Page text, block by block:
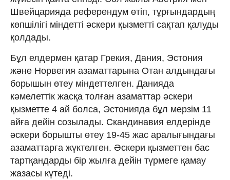
Швейцарияда референдум өтіп, тұрғындардың
көпшілігі міндетті әскери қызметті сақтап қалуды
қолдады.
Бұл елдермен қатар Грекия, Дания, Эстония
және Норвегия азаматтарына Отан алдындағы
борышын өтеу міндеттелген. Данияда
кәмелеттік жасқа толған азаматтар әскери
қызметте 4 ай болса, Эстонияда бұл мерзім 11
айға дейін созылады. Скандинавия елдерінде
әскери борышты өтеу 19-45 жас аралығындағы
азаматтарға жүктелген. Әскери қызметтен бас
тартқандарды бір жылға дейін түрмеге қамау
жазасы күтеді.